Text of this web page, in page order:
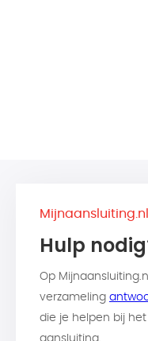
Mijnaansluiting.nl
Hulp
Op
verzameling
die je helpen bij
aansluiting.